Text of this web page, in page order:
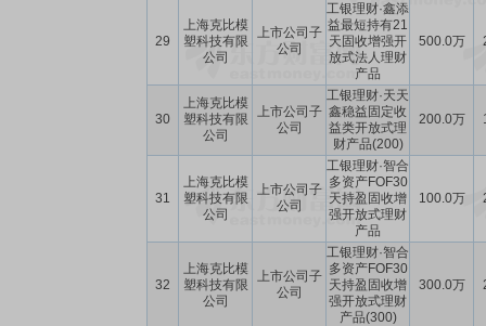
29
上海克比模
塑科技有限
公司
上市公司子
公司
工银理财·鑫添
益最短持有21
天固收增强开
放式法人理财
产品
500.0万
30
上海克比模
塑科技有限
公司
上市公司子
公司
工银理财·天天
鑫稳益固定收
益类开放式理
财产品(200)
200.0万
31
上海克比模
塑科技有限
公司
上市公司子
公司
工银理财·智合
多资产FOF30
天持盈固收增
强开放式理财
产品
100.0万
32
上海克比模
塑科技有限
公司
上市公司子
公司
工银理财·智合
多资产FOF30
天持盈固收增
强开放式理财
产品(300)
300.0万